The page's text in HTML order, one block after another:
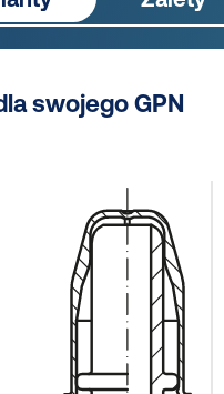
swojego GPN